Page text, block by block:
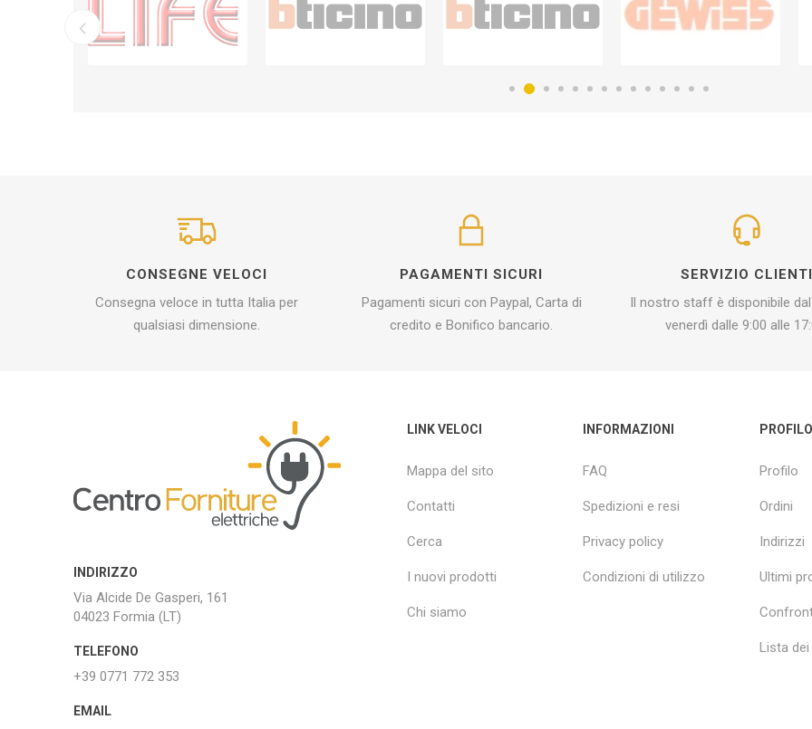
CONSEGNE VELOCI
Consegna veloce in tutta Italia per
qualsiasi dimensione.
PAGAMENTI SICURI
Pagamenti sicuri con Paypal, Carta di
credito e Bonifico bancario.
SERVIZIO CLIENTI
Il nostro staff è disponibile
venerdì dalle 9:00 alle
INDIRIZZO
Via Alcide De Gasperi, 161
04023 Formia (LT)
TELEFONO
+39 0771 772 353
EMAIL
LINK VELOCI
Mappa del sito
Contatti
Cerca
I nuovi prodotti
Chi siamo
INFORMAZIONI
FAQ
Spedizioni e resi
Privacy policy
Condizioni di utilizzo
PROFILO
Profilo
Ordini
Indirizzi
Ultimi
Lista